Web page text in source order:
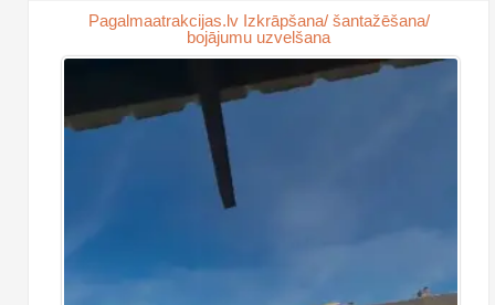
Pagalmaatrakcijas.lv Izkrāpšana/ šantažēšana/
bojājumu uzvelšana